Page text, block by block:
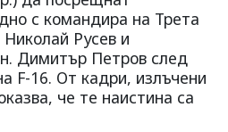
с командира на Трета
Русев и
Димитър Петров след
F-16. От кадри, излъчени
че те наистина са